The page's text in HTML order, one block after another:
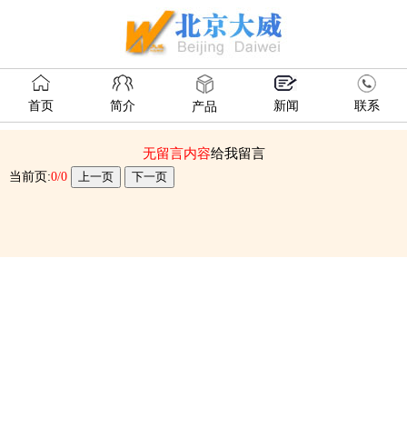
首页 简介 产品 新闻 联系
无留言内容给我留言
当前页:0/0